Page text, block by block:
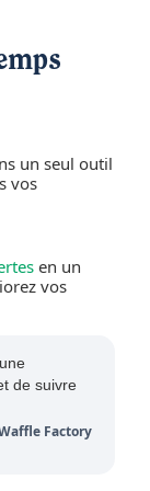
un seul outil
vos
en un
vos
de suivre
Factory